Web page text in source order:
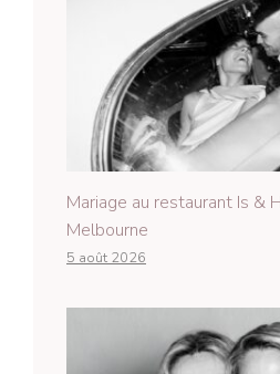
Mariage au restaurant Is &
Melbourne
5 août 2026